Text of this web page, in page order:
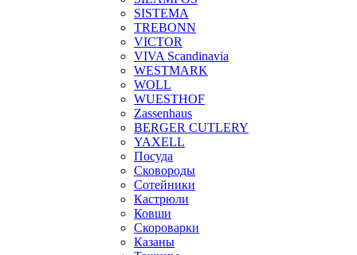
SISTEMA
TREBONN
VICTOR
VIVA Scandinavia
WESTMARK
WOLL
WUESTHOF
Zassenhaus
BERGER CUTLERY
YAXELL
Посуда
Сковороды
Сотейники
Кастрюли
Ковши
Скороварки
Казаны